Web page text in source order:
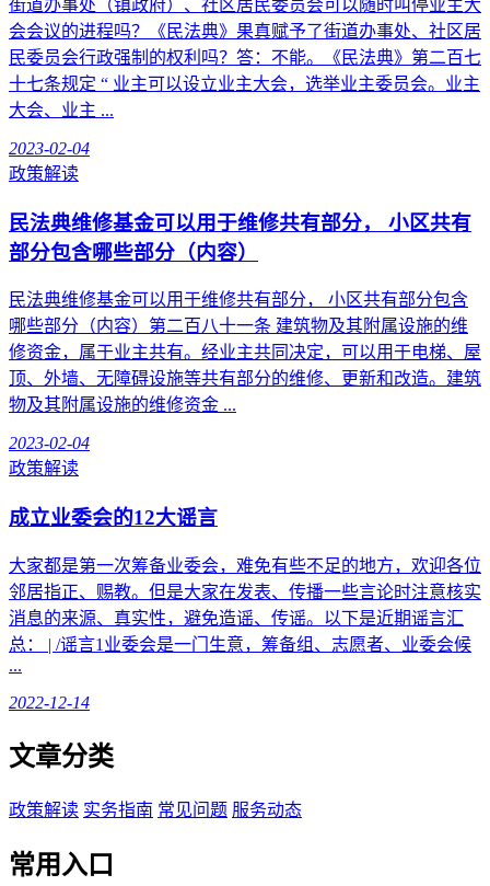
街道办事处（镇政府）、社区居民委员会可以随时叫停业主大
会会议的进程吗？《民法典》果真赋予了街道办事处、社区居
民委员会行政强制的权利吗？答：不能。《民法典》第二百七
十七条规定 “ 业主可以设立业主大会，选举业主委员会。业主
大会、业主 ...
2023-02-04
政策解读
民法典维修基金可以用于维修共有部分， 小区共有
部分包含哪些部分（内容）
民法典维修基金可以用于维修共有部分， 小区共有部分包含
哪些部分（内容）第二百八十一条 建筑物及其附属设施的维
修资金，属于业主共有。经业主共同决定，可以用于电梯、屋
顶、外墙、无障碍设施等共有部分的维修、更新和改造。建筑
物及其附属设施的维修资金 ...
2023-02-04
政策解读
成立业委会的12大谣言
大家都是第一次筹备业委会，难免有些不足的地方，欢迎各位
邻居指正、赐教。但是大家在发表、传播一些言论时注意核实
消息的来源、真实性，避免造谣、传谣。以下是近期谣言汇
总： | /谣言1业委会是一门生意，筹备组、志愿者、业委会候
...
2022-12-14
文章分类
政策解读 实务指南 常见问题 服务动态
常用入口